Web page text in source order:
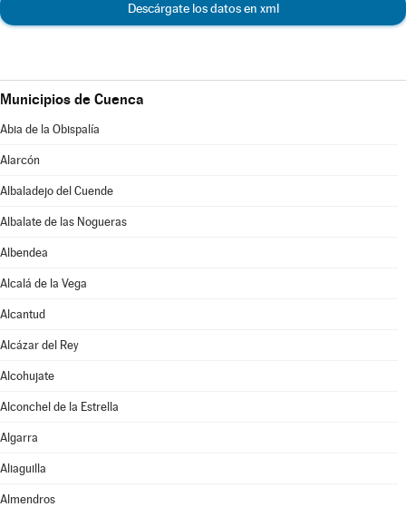
Descárgate los datos en xml
Municipios de Cuenca
Abia de la Obispalía
Alarcón
Albaladejo del Cuende
Albalate de las Nogueras
Albendea
Alcalá de la Vega
Alcantud
Alcázar del Rey
Alcohujate
Alconchel de la Estrella
Algarra
Aliaguilla
Almendros